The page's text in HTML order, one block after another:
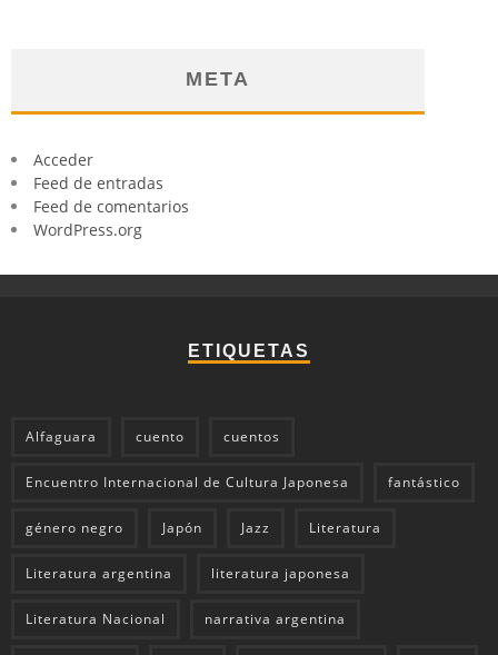
META
Acceder
Feed de entradas
Feed de comentarios
WordPress.org
ETIQUETAS
Alfaguara cuento cuentos
Encuentro Internacional de Cultura Japonesa fantástico
género negro Japón Jazz Literatura
Literatura argentina literatura japonesa
Literatura Nacional narrativa argentina